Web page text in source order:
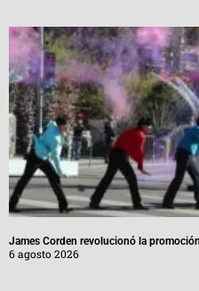
James Corden revolucionó la
6 agosto 2026